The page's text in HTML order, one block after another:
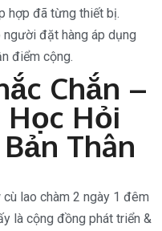
hợp đã từng thiết bị.
người đặt hàng áp dụng
điểm cộng.
Chắn –
Học Hỏi
Thân
lao chàm 2 ngày 1 đêm
là cộng đồng phát triển &